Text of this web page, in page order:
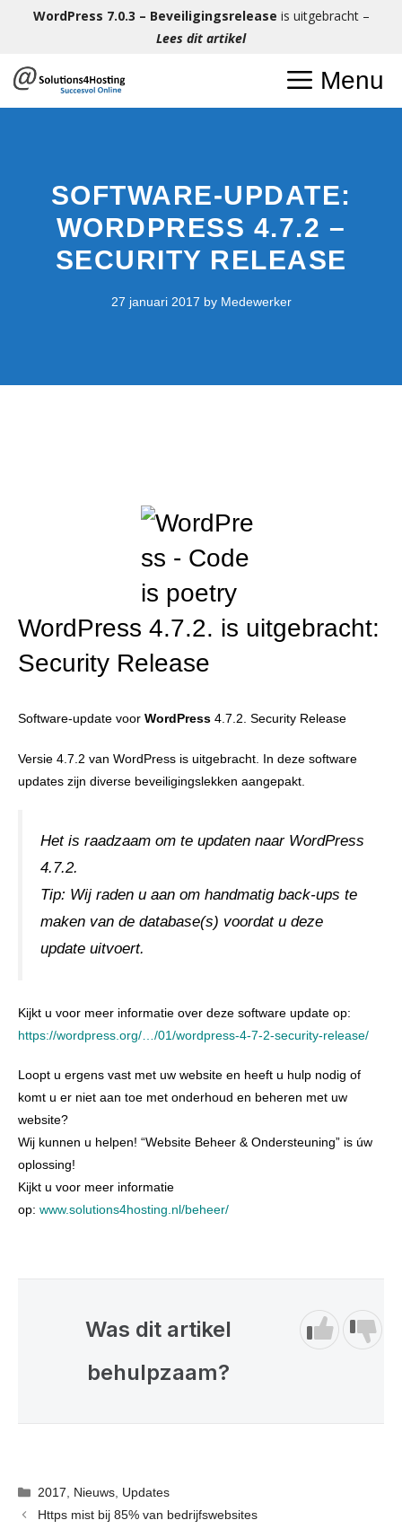
inhoud
WordPress 7.0.3 – Beveiligingsrelease is uitgebracht –
Lees dit artikel
Menu
SOFTWARE-UPDATE:
WORDPRESS 4.7.2 –
SECURITY RELEASE
27 januari 2017 by Medewerker
WordPress 4.7.2. is uitgebracht:
Security Release
Software-update voor WordPress 4.7.2. Security Release
Versie 4.7.2 van WordPress is uitgebracht. In deze software
updates zijn diverse beveiligingslekken aangepakt.
Het is raadzaam om te updaten naar WordPress
4.7.2.
Tip: Wij raden u aan om handmatig back-ups te
maken van de database(s) voordat u deze
update uitvoert.
Kijkt u voor meer informatie over deze software update op:
https://wordpress.org/…/01/wordpress-4-7-2-security-release/
Loopt u ergens vast met uw website en heeft u hulp nodig of
komt u er niet aan toe met onderhoud en beheren met uw
website?
Wij kunnen u helpen! “Website Beheer & Ondersteuning” is úw
oplossing!
Kijkt u voor meer informatie
op: www.solutions4hosting.nl/beheer/
Was dit artikel
behulpzaam?
Categorieën
2017, Nieuws, Updates
Https mist bij 85% van bedrijfswebsites